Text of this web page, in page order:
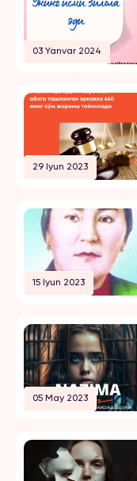
03 Yanvar 2024
29 Iyun 2023
15 Iyun 2023
05 May 2023